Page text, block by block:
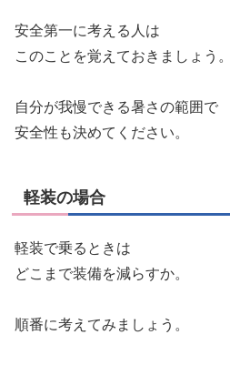
安全第一に考える人は
このことを覚えておきましょう。
自分が我慢できる暑さの範囲で
安全性も決めてください。
軽装の場合
軽装で乗るときは
どこまで装備を減らすか。
順番に考えてみましょう。